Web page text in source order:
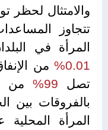
والامتثال لحظر
تتجاوز
المرأة في
0.01%
من
تصل 99%
من
بالفروقات بين
المرأة